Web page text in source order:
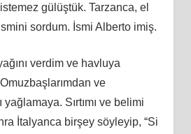
gülüştük. Tarzanca, el
sordum. İsmi Alberto imiş.
verdim ve havluya
ve
Sırtımı ve belimi
İtalyanca birşey söyleyip, “Si